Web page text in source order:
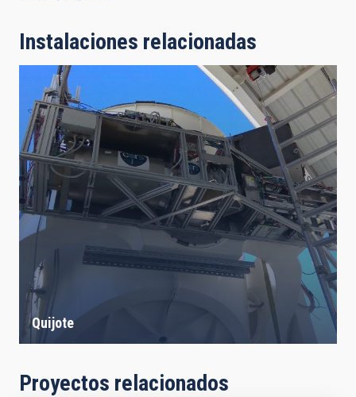
Instalaciones relacionadas
Quijote
Proyectos relacionados